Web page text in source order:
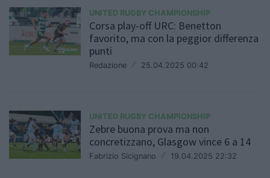
UNITED RUGBY CHAMPIONSHIP
Corsa play-off URC: Benetton
favorito, ma con la peggior differenza
punti
Redazione / 25.04.2025 00:42
UNITED RUGBY CHAMPIONSHIP
Zebre buona prova ma non
concretizzano, Glasgow vince 6 a 14
Fabrizio Sicignano / 19.04.2025 22:32